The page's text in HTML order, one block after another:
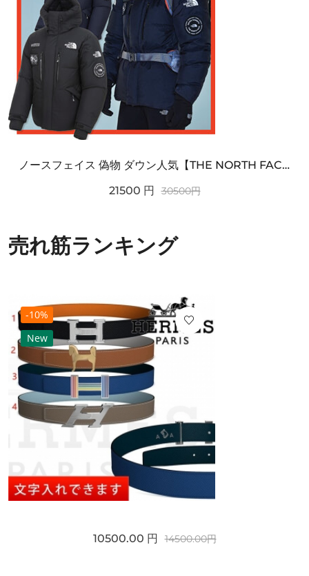
ノースフェイス 偽物 ダウン人気【THE NORTH FACE】M'S 7 SUMMIT HIM...
21500 円 30500円
売れ筋ランキング
-10%
New
10500.00 円 14500.00円